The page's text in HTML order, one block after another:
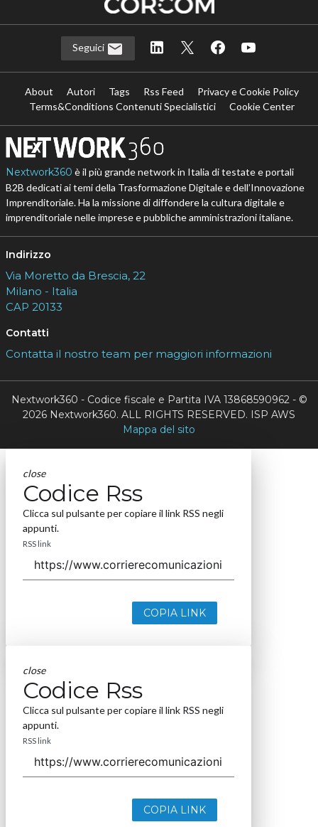
Seguici
About Autori Tags Rss Feed
Privacy e Cookie Policy
Terms&Conditions Contenuti Specialistici
Cookie Center
Nextwork360 è il più grande network in Italia di testate e portali
B2B dedicati ai temi della Trasformazione Digitale e dell’Innovazione
Imprenditoriale. Ha la missione di diffondere la cultura digitale e
imprenditoriale nelle imprese e pubbliche amministrazioni italiane.
Indirizzo
Via Moretto da Brescia, 22
Milano - Italia
CAP 20133
Contatti
Contatta il nostro team per maggiori informazioni
Nextwork360 - Codice fiscale e Partita IVA 13868590962 - ©
2026 Nextwork360. ALL RIGHTS RESERVED. ISP AWS
Mappa del sito
close
Codice Rss
Clicca sul pulsante per copiare il link RSS negli
appunti.
RSS link
COPIA LINK
close
Codice Rss
Clicca sul pulsante per copiare il link RSS negli
appunti.
RSS link
COPIA LINK